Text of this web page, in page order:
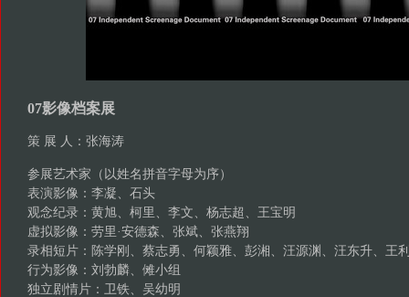
07影像档案展
策 展 人：张海涛
参展艺术家（以姓名拼音字母为序）
表演影像：李凝、石头
观念纪录：黄旭、柯里、李文、杨志超、王宝明
虚拟影像：劳里·安德森、张斌、张燕翔
录相短片：陈学刚、蔡志勇、何颖雅、彭湘、汪源渊、汪东升、王
行为影像：刘勃麟、傩小组
独立剧情片：卫铁、吴幼明